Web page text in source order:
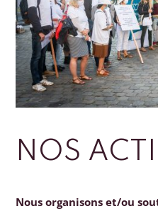
NOS
Nous organisons et/ou